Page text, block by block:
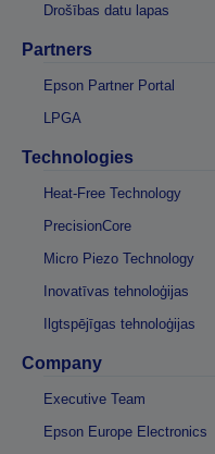
Drošības datu lapas
Partners
Epson Partner Portal
LPGA
Technologies
Heat-Free Technology
PrecisionCore
Micro Piezo Technology
Inovatīvas tehnoloģijas
Ilgtspējīgas tehnoloģijas
Company
Executive Team
Epson Europe Electronics